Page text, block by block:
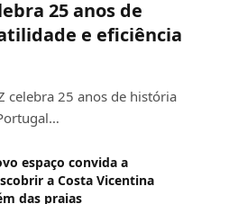
25 anos de
e eficiência
celebra 25 anos de história
espaço convida a
a Costa Vicentina
das praias